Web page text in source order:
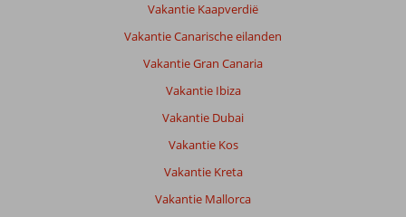
Vakantie Kaapverdië
Vakantie Canarische eilanden
Vakantie Gran Canaria
Vakantie Ibiza
Vakantie Dubai
Vakantie Kos
Vakantie Kreta
Vakantie Mallorca